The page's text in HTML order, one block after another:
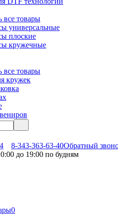
все товары
универсальные
плоские
кружечные
все товары
кружек
8-343-363-63-40Обратный
до 19:00 по будням
0